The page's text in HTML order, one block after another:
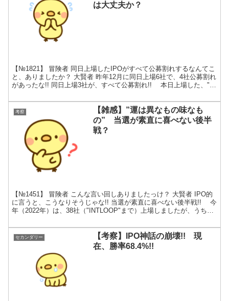
は大丈夫か？
【№1821】 冒険者 同日上場したIPOがすべて公募割れするなんてこ
と、ありましたか？ 大賢者 昨年12月に同日上場6社で、4社公募割れ
があったな!! 同日上場3社が、すべて公募割れ!! 本日上場した、"ア
考察
【雑感】”運は異なもの味なも
の” 当選が素直に喜べない後半
戦？
【№1451】 冒険者 こんな言い回しありましたっけ？ 大賢者 IPO的
に言うと、こうなりそうじゃな!! 当選が素直に喜べない後半戦!! 今
年（2022年）は、38社（"INTLOOP"まで）上場しましたが、うち12
セカンダリー
【考察】IPO神話の崩壊!! 現
在、勝率68.4%!!